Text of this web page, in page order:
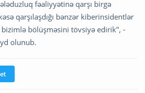
fəaliyyətinə qarşı birgə
qarşılaşdığı bənzər kiberinsidentlər
bizimlə bölüşməsini tövsiyə edirik", -
olunub.